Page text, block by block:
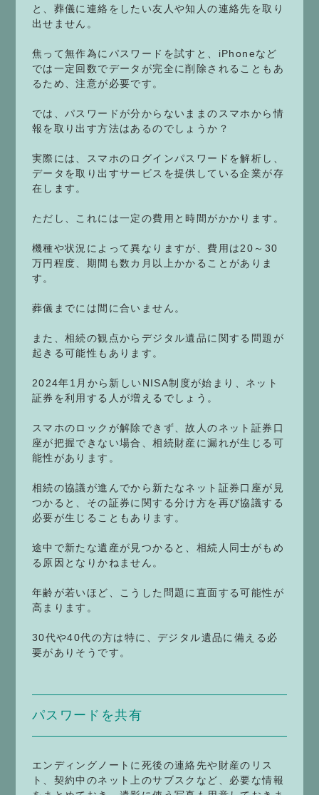
と、葬儀に連絡をしたい友人や知人の連絡先を取り
出せません。
焦って無作為にパスワードを試すと、iPhoneなど
では一定回数でデータが完全に削除されることもあ
るため、注意が必要です。
では、パスワードが分からないままのスマホから情
報を取り出す方法はあるのでしょうか？
実際には、スマホのログインパスワードを解析し、
データを取り出すサービスを提供している企業が存
在します。
ただし、これには一定の費用と時間がかかります。
機種や状況によって異なりますが、費用は20～30
万円程度、期間も数カ月以上かかることがありま
す。
葬儀までには間に合いません。
また、相続の観点からデジタル遺品に関する問題が
起きる可能性もあります。
2024年1月から新しいNISA制度が始まり、ネット
証券を利用する人が増えるでしょう。
スマホのロックが解除できず、故人のネット証券口
座が把握できない場合、相続財産に漏れが生じる可
能性があります。
相続の協議が進んでから新たなネット証券口座が見
つかると、その証券に関する分け方を再び協議する
必要が生じることもあります。
途中で新たな遺産が見つかると、相続人同士がもめ
る原因となりかねません。
年齢が若いほど、こうした問題に直面する可能性が
高まります。
30代や40代の方は特に、デジタル遺品に備える必
要がありそうです。
パスワードを共有
エンディングノートに死後の連絡先や財産のリス
ト、契約中のネット上のサブスクなど、必要な情報